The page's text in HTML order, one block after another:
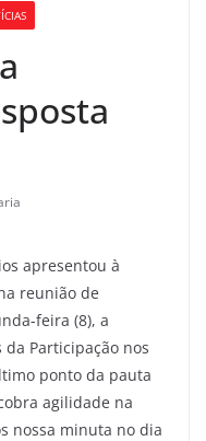
apresentou à
reunião de
feira (8), a
Participação nos
ponto da pauta
agilidade na
nossa minuta no dia